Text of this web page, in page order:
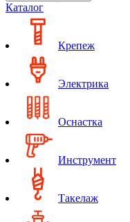
Каталог
Крепеж
Электрика
Оснастка
Инструмент
Такелаж